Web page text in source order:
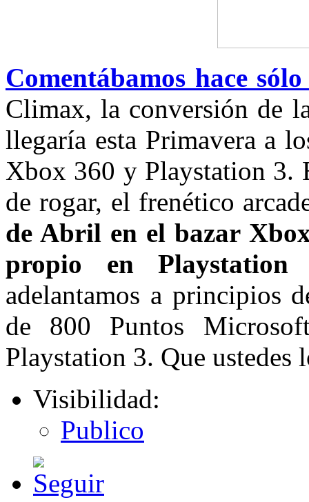
Comentábamos hace
Climax, la conversión de
llegaría esta Primavera a
Xbox 360 y Playstation 3.
de rogar, el frenético
de Abril en el bazar
propio en Playstation
adelantamos a principios
de 800 Puntos
Playstation 3. Que ustedes
Visibilidad:
Publico